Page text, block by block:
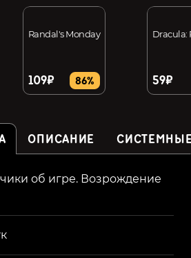
Randal's Monday
109₽ 86%
Dracula:
59₽
ОПИСАНИЕ
об игре. Возрождение